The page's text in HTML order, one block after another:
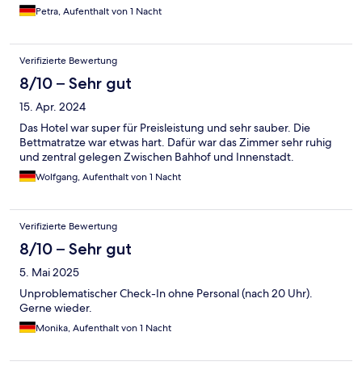
Petra, Aufenthalt von 1 Nacht
Verifizierte Bewertung
8/10 – Sehr gut
15. Apr. 2024
Das Hotel war super für Preisleistung und sehr sauber. Die
Bettmatratze war etwas hart. Dafür war das Zimmer sehr ruhig
und zentral gelegen Zwischen Bahhof und Innenstadt.
Wolfgang, Aufenthalt von 1 Nacht
Verifizierte Bewertung
8/10 – Sehr gut
5. Mai 2025
Unproblematischer Check-In ohne Personal (nach 20 Uhr).
Gerne wieder.
Monika, Aufenthalt von 1 Nacht